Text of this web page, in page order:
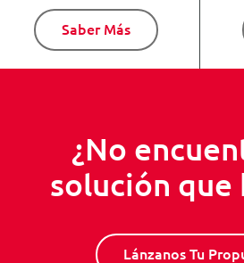
Saber Más
¿No
solución que
Lánzanos Tu